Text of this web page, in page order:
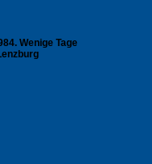
Wenige Tage